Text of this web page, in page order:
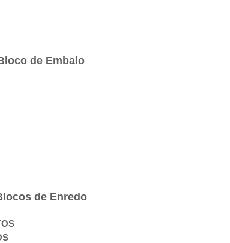
de Embalo
de Enredo